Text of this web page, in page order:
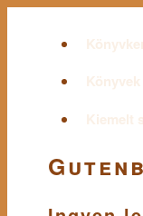
Kiemelt